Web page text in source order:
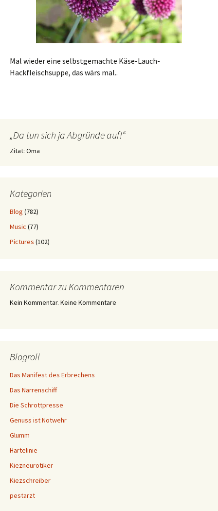
Mal wieder eine selbstgemachte Käse-Lauch-
Hackfleischsuppe, das wärs mal..
„Da tun sich ja Abgründe auf!“
Zitat: Oma
Kategorien
Blog (782)
Music (77)
Pictures (102)
Kommentar zu Kommentaren
Kein Kommentar. Keine Kommentare
Blogroll
Das Manifest des Erbrechens
Das Narrenschiff
Die Schrottpresse
Genuss ist Notwehr
Glumm
Hartelinie
Kiezneurotiker
Kiezschreiber
pestarzt